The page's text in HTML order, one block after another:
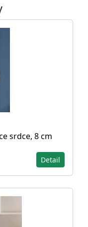
srdce, 8 cm
Detail